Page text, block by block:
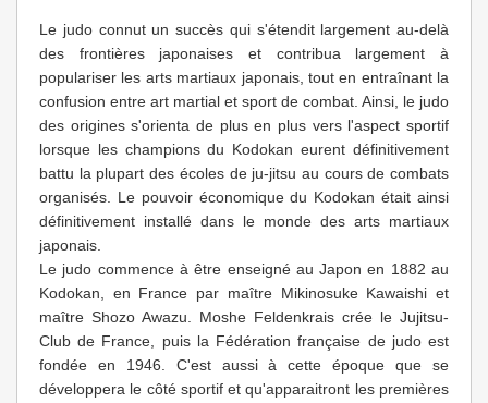
Le judo connut un succès qui s'étendit largement au-delà
des frontières japonaises et contribua largement à
populariser les arts martiaux japonais, tout en entraînant la
confusion entre art martial et sport de combat. Ainsi, le judo
des origines s'orienta de plus en plus vers l'aspect sportif
lorsque les champions du Kodokan eurent définitivement
battu la plupart des écoles de ju-jitsu au cours de combats
organisés. Le pouvoir économique du Kodokan était ainsi
définitivement installé dans le monde des arts martiaux
japonais.
Le judo commence à être enseigné au Japon en 1882 au
Kodokan, en France par maître Mikinosuke Kawaishi et
maître Shozo Awazu. Moshe Feldenkrais crée le Jujitsu-
Club de France, puis la Fédération française de judo est
fondée en 1946. C'est aussi à cette époque que se
développera le côté sportif et qu'apparaitront les premières